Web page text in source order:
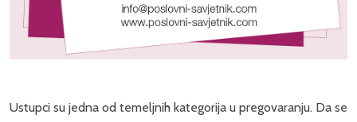
Ustupci su jedna od temeljnih kategorija u pregovaranju. Da se